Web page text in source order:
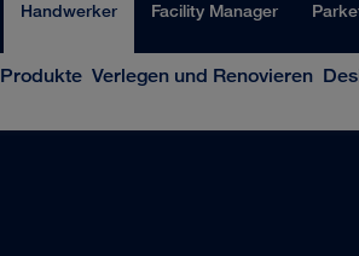
Handwerker Facility Manager
Produkte Verlegen und Renovieren